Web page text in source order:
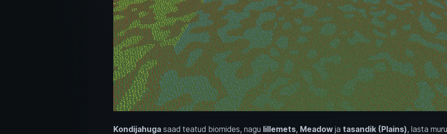
Kondijahugasaad teatud biomides, nagu lillemets, Meadowja tasandik (Plains), lasta